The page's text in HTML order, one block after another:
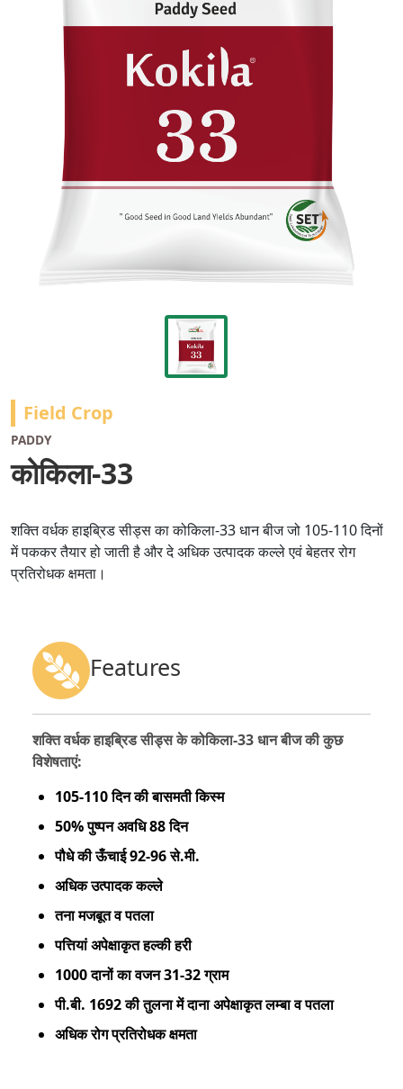
Field Crop
PADDY
कोकिला-33
शक्ति वर्धक हाइब्रिड सीड्स का कोकिला-33 धान बीज जो 105-110 दिनों
में पककर तैयार हो जाती है और दे अधिक उत्पादक कल्ले एवं बेहतर रोग
प्रतिरोधक क्षमता।
Features
शक्ति वर्धक हाइब्रिड सीड्स के कोकिला-33 धान बीज की कुछ
विशेषताएं:
105-110 दिन की बासमती किस्म
50% पुष्पन अवधि 88 दिन
पौधे की ऊँचाई 92-96 से.मी.
अधिक उत्पादक कल्ले
तना मजबूत व पतला
पत्तियां अपेक्षाकृत हल्की हरी
1000 दानों का वजन 31-32 ग्राम
पी.बी. 1692 की तुलना में दाना अपेक्षाकृत लम्बा व पतला
अधिक रोग प्रतिरोधक क्षमता